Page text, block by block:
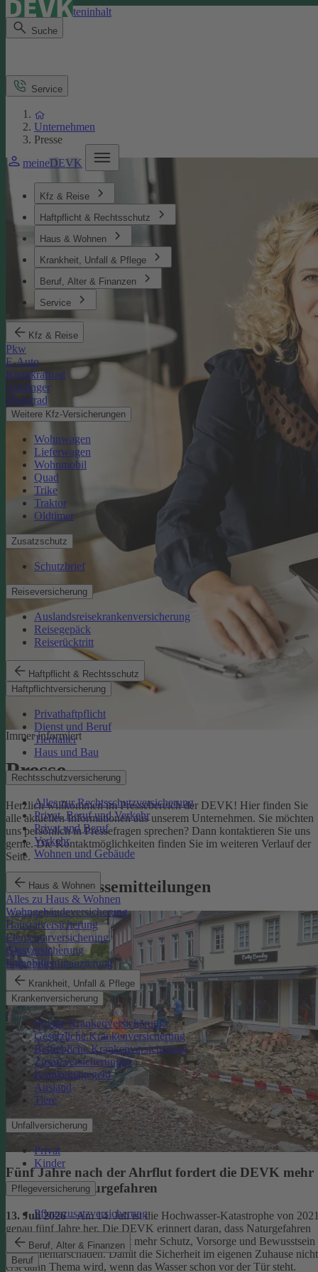
Direkt zum Seiteninhalt
Suche
meineDEVK
Kfz & Reise
Haftpflicht & Rechtsschutz
Haus & Wohnen
Krankheit, Unfall & Pflege
Beruf, Alter & Finanzen
Service
Kfz & Reise
Pkw
E-Auto
Kleinkraftrad
Anhänger
Motorrad
Weitere Kfz-Versicherungen
Wohnwagen
Lieferwagen
Wohnmobil
Quad
Trike
Traktor
Oldtimer
Zusatzschutz
Schutzbrief
Reiseversicherung
Auslandsreisekrankenversicherung
Reisegepäck
Reiserücktritt
Haftpflicht & Rechtsschutz
Haftpflichtversicherung
Privathaftpflicht
Dienst und Beruf
Tierhalter
Haus und Bau
Rechtsschutzversicherung
Alles zur Rechtsschutzversicherung
Privat, Beruf und Verkehr
Privat und Beruf
Verkehr
Wohnen und Gebäude
Haus & Wohnen
Alles zu Haus & Wohnen
Wohngebäudeversicherung
Hausratversicherung
Elementarversicherung
Glasversicherung
Immobilienfinanzierung
Krankheit, Unfall & Pflege
Krankenversicherung
Private Krankenversicherung
Gesetzliche Krankenversicherung
Betriebliche Krankenversicherung
Zusatzversicherungen
Krankentagegeld
Ausland
Tiere
Unfallversicherung
Privat
Kinder
Pflegeversicherung
Pflegezusatzversicherung
Beruf, Alter & Finanzen
Beruf
Service
Unternehmen
Presse
Immer informiert
Presse
Herzlich willkommen im Pressebereich der DEVK! Hier finden Sie
alle aktuellen Informationen aus unserem Unternehmen. Sie möchten
uns persönlich in Pressefragen sprechen? Dann kontaktieren Sie uns
gerne. Die Kontaktmöglichkeiten finden Sie im weiteren Verlauf der
Seite.
Aktuelle Pressemitteilungen
Fünf Jahre nach der Ahrflut fordert die DEVK mehr
Schutz vor Naturgefahren
13. Juli 2026– Am 14. Juli ist die Hochwasser-Katastrophe von
genau fünf Jahre her. Die DEVK erinnert daran, dass Naturgefahren
überall drohen – und fordert mehr Schutz, Vorsorge und Bewusstsein
für Elementarschäden. Damit die Sicherheit im eigenen Zuhause nicht
erst dann Thema wird, wenn das Wasser schon vor der Tür steht.